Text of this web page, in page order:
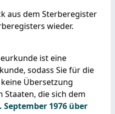
aus dem Sterberegister
wieder.
ist eine
sodass Sie für die
Übersetzung
Staaten, die sich dem
1976 über